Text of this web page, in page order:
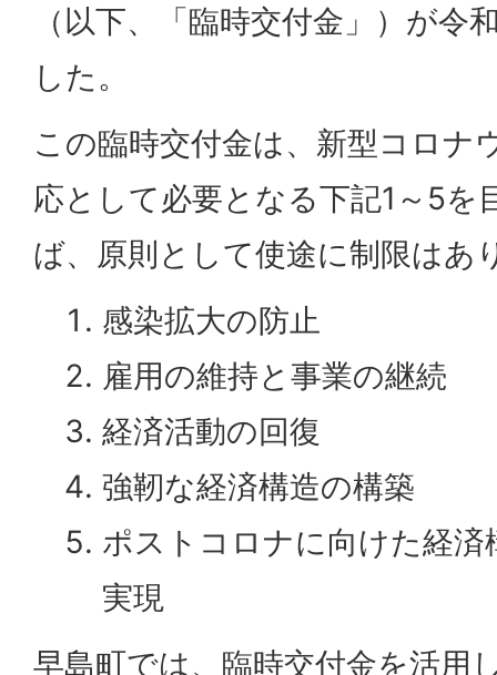
（以下、「臨時交付金」）が令
した。
この臨時交付金は、新型コロナ
応として必要となる下記1～5を
ば、原則として使途に制限はあ
感染拡大の防止
雇用の維持と事業の継続
経済活動の回復
強靭な経済構造の構築
ポストコロナに向けた経済
実現
早島町では、臨時交付金を活用